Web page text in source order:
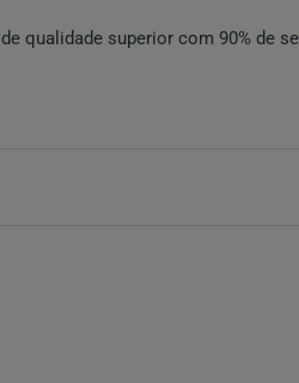
de qualidade superior com 90% de